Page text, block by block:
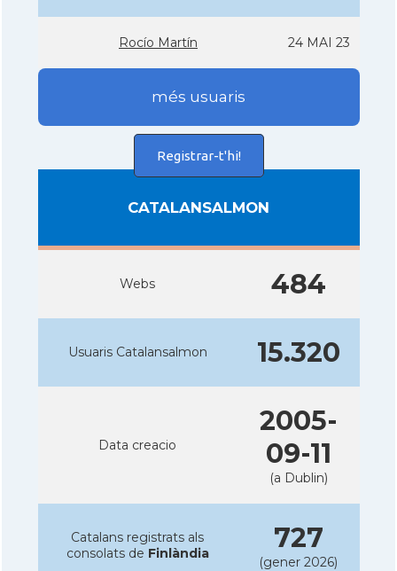
Rocí­o Martí­n 24 MAI 23
més usuaris
Registrar-t'hi!
CATALANSALMON
Webs 484
Usuaris Catalansalmon 15.320
Data creacio
2005-
09-11
(a Dublin)
Catalans registrats als
consolats de Finlàndia 727
(gener 2026)